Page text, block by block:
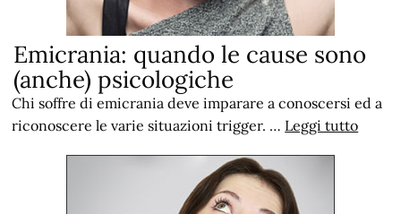
Emicrania: quando le cause sono
(anche) psicologiche
Chi soffre di emicrania deve imparare a conoscersi ed a
riconoscere le varie situazioni trigger. … Leggi tutto